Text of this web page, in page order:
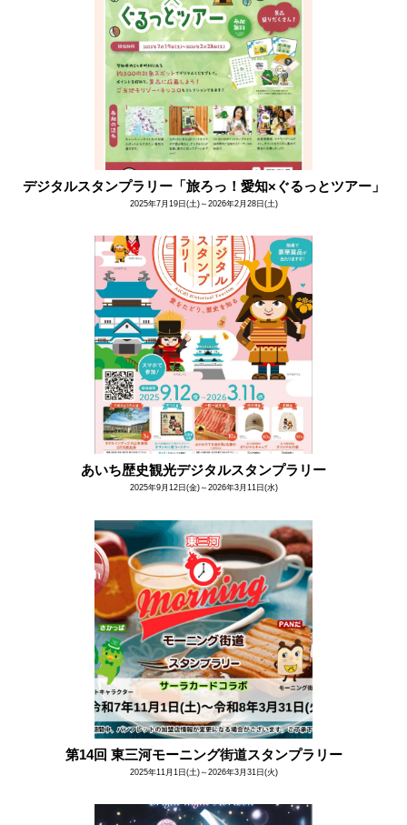
デジタルスタンプラリー「旅ろっ！愛知×ぐるっとツアー」
2025年7月19日(土)～2026年2月28日(土)
あいち歴史観光デジタルスタンプラリー
2025年9月12日(金)～2026年3月11日(水)
第14回 東三河モーニング街道スタンプラリー
2025年11月1日(土)～2026年3月31日(火)